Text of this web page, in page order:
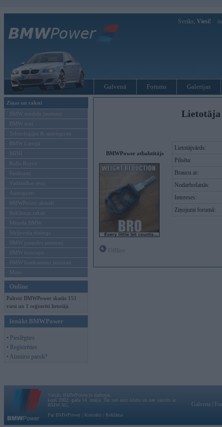
Sveiks, Viesi!
Galvenā Forums Galerijas
Ziņas un raksti
BMW modeļu jaunumi
BMW testi
Tehnoloģijas & sasniegumi
BMW Latvijā
MINI
Rolls-Royce
Pasākumi
Vadāmības tests
Autosports
BMWPower aktuāli
Reklāmas raksti
Mēneša BMW
Sērijveida tūnings
BMW pasaules jaunumi
BMW koncepti
BMW konkurentu jaunumi
Moto
Online
Pašreiz BMWPower skatās 151
viesi un 1 reģistrēti lietotāji.
Ienākt BMWPower
• Pieslēgties
• Reģistrēties
• Aizmirsi paroli?
BMWPower atbalstītājs
Lietotājvārds:
Pilsēta:
Braucu ar:
Nodarbošanās:
Intereses:
Ziņojumi forumā:
Vortāls BMWPower.lv darbojas
kopš 2002. gada 14. maija. Tas nav auto klubs un nav saistīts ar
BMW AG.
Par BMWPower
Kontakti Reklāma
Galvena